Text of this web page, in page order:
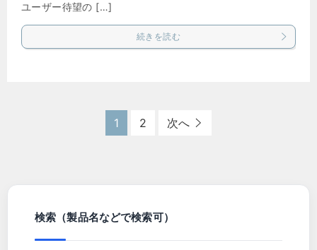
ユーザー待望の […]
続きを読む
1 2 次へ
検索（製品名などで検索可）